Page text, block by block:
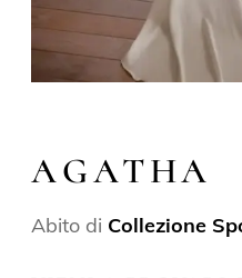
AGATHA
Abito di Collezione